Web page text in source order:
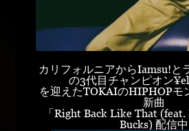
カリフォルニアからIamsu!と
の3代目チャンピオン
を迎えたTOKAIのHIPHOPモ
新曲
「Right Back Like That
Bucks) 配信中